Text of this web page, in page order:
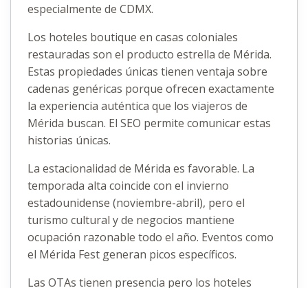
especialmente de CDMX.
Los hoteles boutique en casas coloniales
restauradas son el producto estrella de Mérida.
Estas propiedades únicas tienen ventaja sobre
cadenas genéricas porque ofrecen exactamente
la experiencia auténtica que los viajeros de
Mérida buscan. El SEO permite comunicar estas
historias únicas.
La estacionalidad de Mérida es favorable. La
temporada alta coincide con el invierno
estadounidense (noviembre-abril), pero el
turismo cultural y de negocios mantiene
ocupación razonable todo el año. Eventos como
el Mérida Fest generan picos específicos.
Las OTAs tienen presencia pero los hoteles